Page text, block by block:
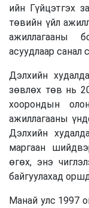
ийн Гүйцэтгэх
төвийн үйл
ажиллагааны
асуудлаар санал
Дэлхийн
зөвлөх төв нь
хоорондын
ажиллагааны
Дэлхийн
маргаан
өгөх, энэ
байгуулахад
Манай улс 1997